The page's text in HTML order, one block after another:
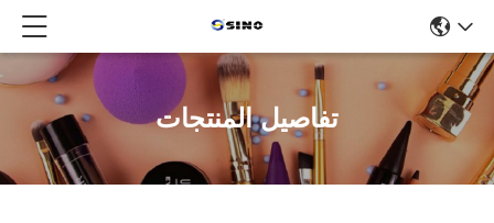
تفاصيل المنتجات